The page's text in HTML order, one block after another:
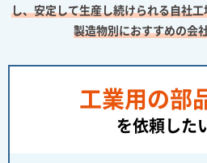
し、安定して生産し続けられる自社
製造物別におすすめの会
工業用の部
を依頼した